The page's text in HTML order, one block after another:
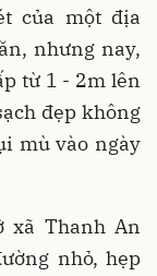
của một địa
nhưng nay,
từ 1 - 2m lên
đẹp không
mù vào ngày
xã Thanh An
nhỏ, hẹp